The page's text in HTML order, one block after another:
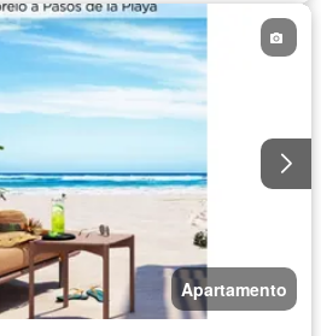
Apartamento